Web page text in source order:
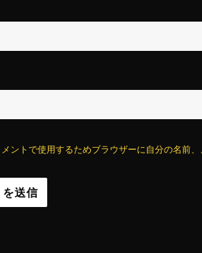
ントで使用するためブラウザーに自分の名前、